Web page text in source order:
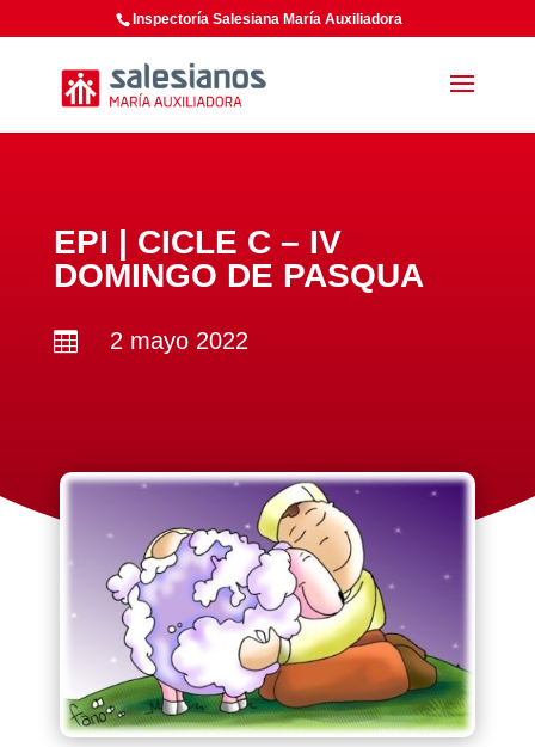
Inspectoría Salesiana María Auxiliadora
EPI | CICLE C – IV
DOMINGO DE PASQUA
 2 mayo 2022